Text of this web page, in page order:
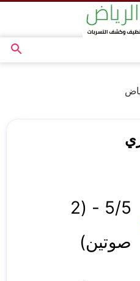
بحث
5/5 - (2
صوتين)